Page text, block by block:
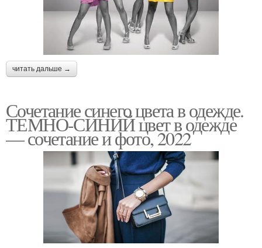
читать дальше →
Сочетание синего цвета в одежде.
ТЕМНО-СИНИЙ цвет в одежде
— сочетание и фото, 2022